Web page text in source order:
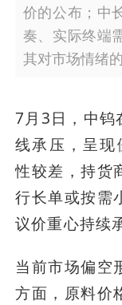
价的公布；中
奏、实际终端
其对市场情绪
7月3日，中钨
线承压，呈
性较差，持货
行长单或按需
议价重心持续
当前市场偏空
方面，原料价